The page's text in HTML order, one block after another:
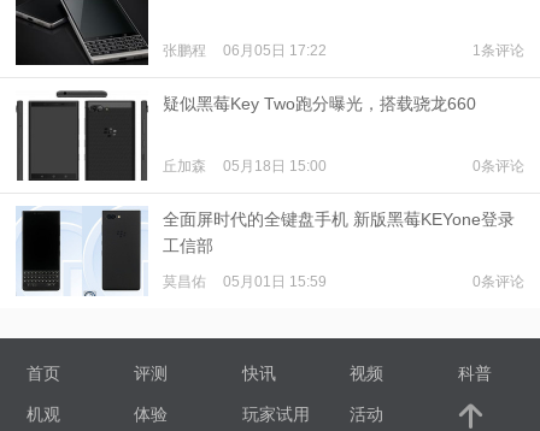
张鹏程 06月05日 17:22 1条评论
疑似黑莓Key Two跑分曝光，搭载骁龙660
丘加森 05月18日 15:00 0条评论
全面屏时代的全键盘手机 新版黑莓KEYone登录
工信部
莫昌佑 05月01日 15:59 0条评论
首页 评测 快讯 视频 科普
机观 体验 玩家试用 活动